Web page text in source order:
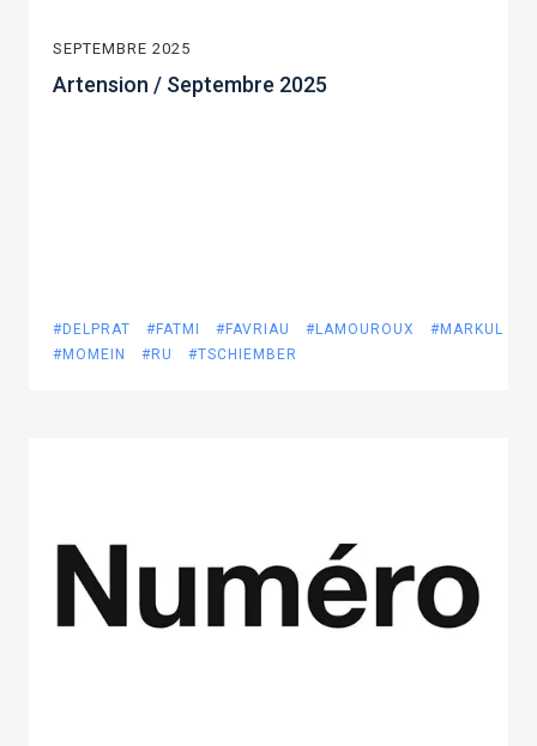
SEPTEMBRE 2025
Artension / Septembre 2025
#DELPRAT #FATMI #FAVRIAU #LAMOUROUX
#MARKUL
#MOMEIN
#RU #TSCHIEMBER